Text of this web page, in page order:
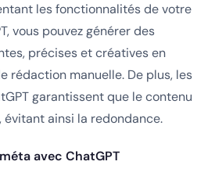
les fonctionnalités de votre
vous pouvez générer des
précises et créatives en
rédaction manuelle. De plus, les
garantissent que le contenu
ainsi la redondance.
avec ChatGPT